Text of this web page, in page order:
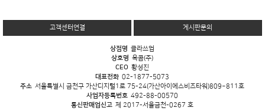
고객센터연결 게시판문의
상점명 클라쓰업
상호명 옥콤(주)
CEO 황성진
대표전화 02-1877-5073
주소 서울특별시 금천구 가산디지털1로 75-24(가산아이에스비즈타워)809~811호
사업자등록번호 492-88-00570
통신판매업신고 제 2017-서울금천-0267 호